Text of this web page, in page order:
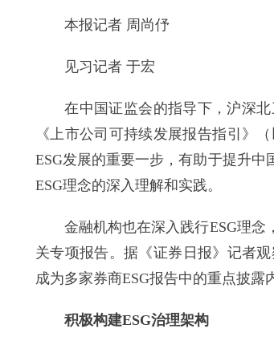
本报记者 周尚伃
见习记者 于宏
在中国证监会的指导下，沪深北
《上市公司可持续发展报告指引》
ESG发展的重要一步，有助于提升
ESG理念的深入理解和实践。
金融机构也在深入践行ESG理念，
关专项报告。据《证券日报》记者
成为多家券商ESG报告中的重点披露
积极构建ESG治理架构